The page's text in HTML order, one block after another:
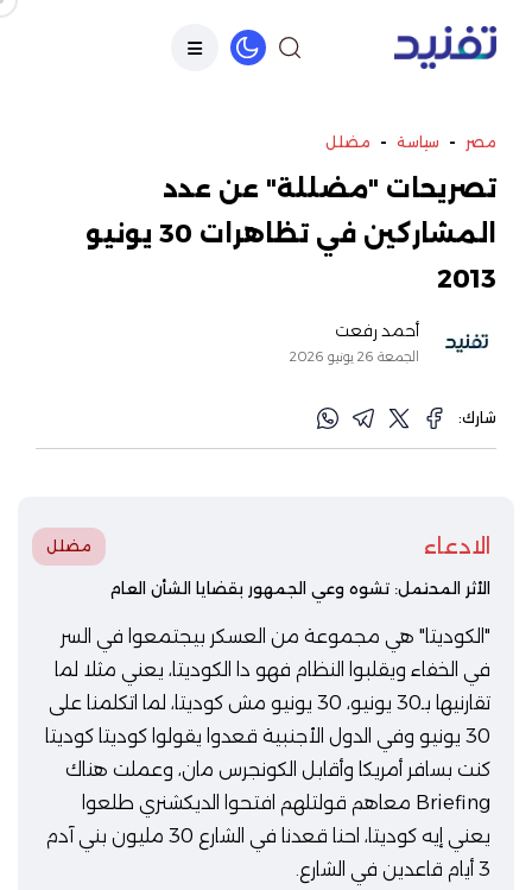
مصر - سياسة - مضلل
تصريحات "مضللة" عن عدد
المشاركين في تظاهرات 30 يونيو
2013
أحمد رفعت
الجمعة 26 يونيو 2026
شارك:
الادعاء مضلل
الأثر المحتمل: تشوه وعي الجمهور بقضايا الشأن العام
"الكوديتا" هي مجموعة من العسكر بيجتمعوا في السر
في الخفاء ويقلبوا النظام فهو دا الكوديتا، يعني مثلا لما
تقارنيها بـ30 يونيو، 30 يونيو مش كوديتا، لما اتكلمنا على
30 يونيو وفي الدول الأجنبية قعدوا يقولوا كوديتا كوديتا
كنت بسافر أمريكا وأقابل الكونجرس مان، وعملت هناك
Briefing معاهم قولتلهم افتحوا الديكشنري طلعوا
يعني إيه كوديتا، احنا قعدنا في الشارع 30 مليون بني آدم
3 أيام قاعدين في الشارع.